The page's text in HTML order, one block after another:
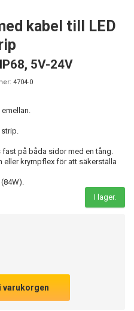
kabel till LED
5V-24V
4704-0
på båda sidor med en tång.
eller krympflex för att säkerställa
I lager.
varukorgen